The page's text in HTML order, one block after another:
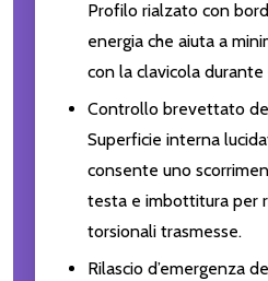
Profilo rialzato con
energia che aiuta a
con la clavicola
Controllo brevettato
Superficie interna
consente uno
testa e imbottitura per
torsionali trasmesse.
Rilascio d’emergenza